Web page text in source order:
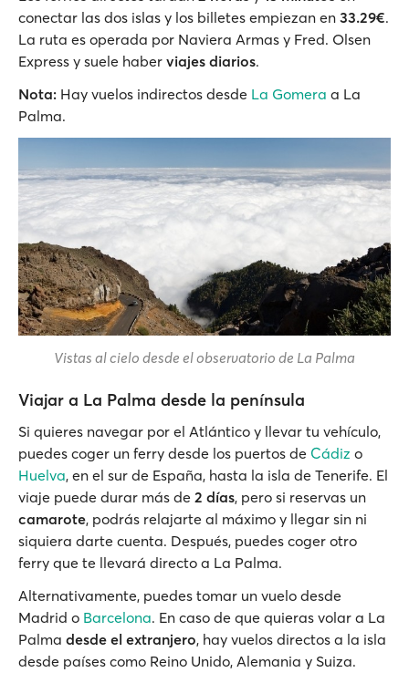
conectar las dos islas y los billetes empiezan en 33.29€.
La ruta es operada por Naviera Armas y Fred. Olsen
Express y suele haber viajes diarios.
Nota: Hay vuelos indirectos desde La Gomera a La
Palma.
Vistas al cielo desde el observatorio de La Palma
Viajar a La Palma desde la península
Si quieres navegar por el Atlántico y llevar tu vehículo,
puedes coger un ferry desde los puertos de Cádiz o
Huelva, en el sur de España, hasta la isla de Tenerife. El
viaje puede durar más de 2 días, pero si reservas un
camarote, podrás relajarte al máximo y llegar sin ni
siquiera darte cuenta. Después, puedes coger otro
ferry que te llevará directo a La Palma.
Alternativamente, puedes tomar un vuelo desde
Madrid o Barcelona. En caso de que quieras volar a La
Palma desde el extranjero, hay vuelos directos a la isla
desde países como Reino Unido, Alemania y Suiza.